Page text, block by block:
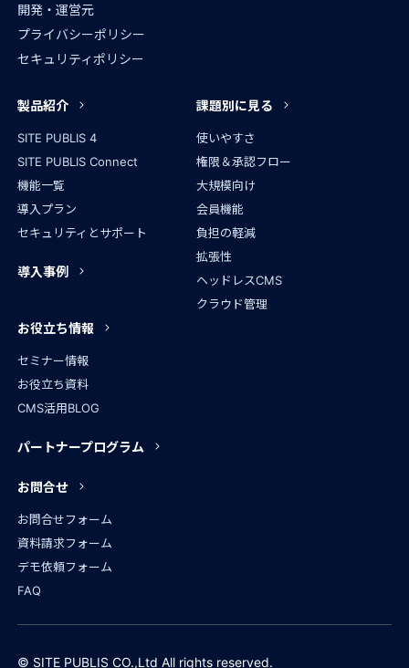
開発・運営元
プライバシーポリシー
セキュリティポリシー
製品紹介
SITE PUBLIS 4
SITE PUBLIS Connect
機能一覧
導入プラン
セキュリティとサポート
導入事例
課題別に見る
使いやすさ
権限＆承認フロー
大規模向け
会員機能
負担の軽減
拡張性
ヘッドレスCMS
クラウド管理
お役立ち情報
セミナー情報
お役立ち資料
CMS活用BLOG
パートナープログラム
お問合せ
お問合せフォーム
資料請求フォーム
デモ依頼フォーム
FAQ
© SITE PUBLIS CO.,Ltd All rights reserved.